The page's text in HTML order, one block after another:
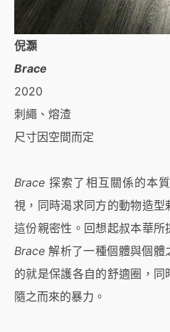
倪灝
Brace
2020
刺繩、熔渣
尺寸因空間而定
Brace 探索了相互關係的本
視，同時渴求同方的動物造型
這份親密性。回想起叔本華所
Brace解析了一種個體與個體
的就是保護各自的舒適圈，
隨之而來的暴力。